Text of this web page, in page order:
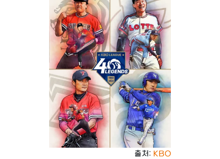
출처: KBO